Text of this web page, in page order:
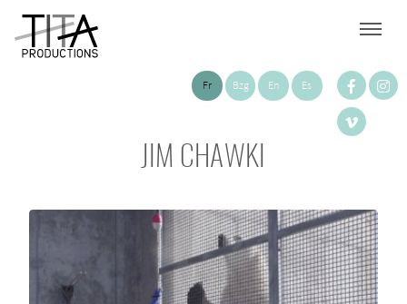
Fr Bzg En Es
JIM CHAWKI